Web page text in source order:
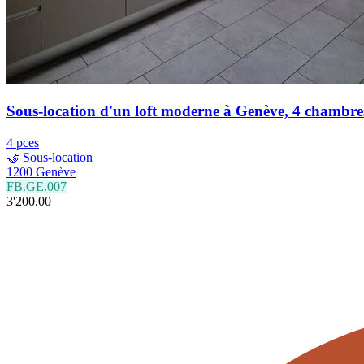
Sous-location d'un loft moderne à Genève, 4
4 pces
🤝 Sous-location
1200 Genève
FB.GE.007
3'200.00